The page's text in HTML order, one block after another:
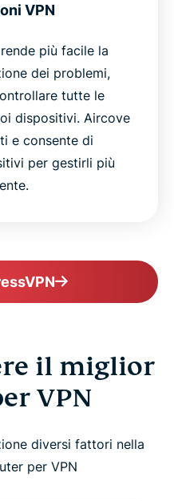
VPN
più facile la
dei problemi,
tutte le
dispositivi. Aircove
e consente di
per gestirli più
il miglior
VPN
diversi fattori nella
per VPN